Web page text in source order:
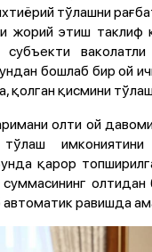
тўлашни
жорий этиш таклиф
субъекти
бошлаб бир ой
қолган қисмини
олти ой
қарор
олтидан
равишда